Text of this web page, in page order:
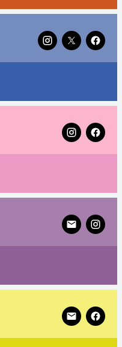
Follow XR
Follow XR
Follow XR
Follow XR